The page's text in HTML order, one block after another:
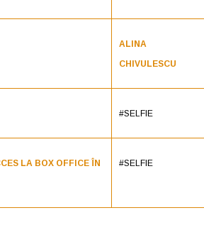
ALINA
CHIVULESCU
#SELFIE
LA BOX OFFICE ÎN
#SELFIE